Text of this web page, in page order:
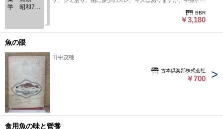
学 昭和7
BBR
￥3,180
魚の眼
田中茂穂
古本倶楽部株式会社
￥700
食用魚の味と營養